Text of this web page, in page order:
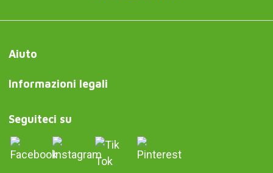
Aiuto
Informazioni legali
Seguiteci su